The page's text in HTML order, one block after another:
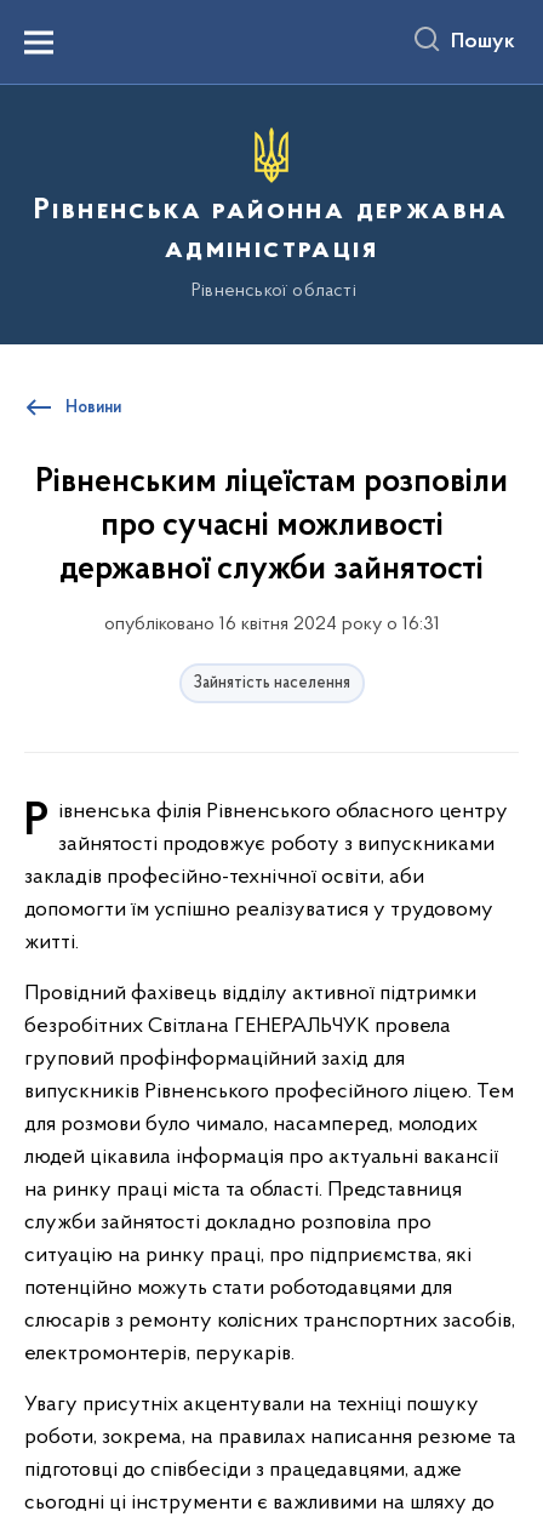
вмістуMenu Пошук
Рівненська районна державна
адміністрація
Рівненської області
Новини
Рівненським ліцеїстам розповіли
про сучасні можливості
державної служби зайнятості
опубліковано 16 квітня 2024 року о 16:31
Зайнятість населення
Рівненська філія Рівненського обласного центру зайнятості продовжує роботу з випускниками
закладів професійно-технічної освіти, аби
допомогти їм успішно реалізуватися у трудовому
житті.
Провідний фахівець відділу активної підтримки
безробітних Світлана ГЕНЕРАЛЬЧУК провела
груповий профінформаційний захід для
випускників Рівненського професійного ліцею. Тем
для розмови було чимало, насамперед, молодих
людей цікавила інформація про актуальні вакансії
на ринку праці міста та області. Представниця
служби зайнятості докладно розповіла про
ситуацію на ринку праці, про підприємства, які
потенційно можуть стати роботодавцями для
слюсарів з ремонту колісних транспортних засобів,
електромонтерів, перукарів.
Увагу присутніх акцентували на техніці пошуку
роботи, зокрема, на правилах написання резюме та
підготовці до співбесіди з працедавцями, адже
сьогодні ці інструменти є важливими на шляху до